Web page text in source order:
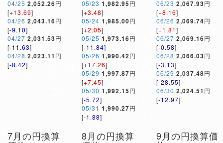
04/25 2,052.26円
[+13.69]
04/26 2,043.16円
[-9.10]
04/27 2,031.53円
[-11.63]
04/28 2,023.11 円
[-8.42]
05/23 1,982.95円
[+3.48]
05/24 1,985.00円
[+2.05]
05/25 1,973.16円
[-11.84]
05/26 1,990.42円
[+17.26]
05/29 1,997.87円
[+7.45]
05/30 1,992.15円
[-5.72]
05/31 1,990.27円
[-1.88]
06/23 2,067.93円
[+8.16]
06/26 2,069.74円
[+1.81]
06/27 2,069.16円
[-0.58]
06/28 2,066.03円
[-3.13]
06/29 2,037.48円
[-28.55]
06/30 2,024.51 円
[-12.97]
7月の円換算 8月の円換算 9月の円換算価